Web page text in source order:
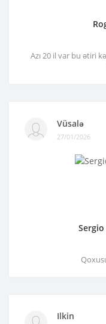
Azı 20 il var bu ətiri
Vüsalə
27/01/2026
Ilkin